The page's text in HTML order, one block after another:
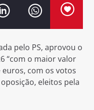
pelo PS, aprovou o
“com o maior valor
euros, com os votos
eleitos pela